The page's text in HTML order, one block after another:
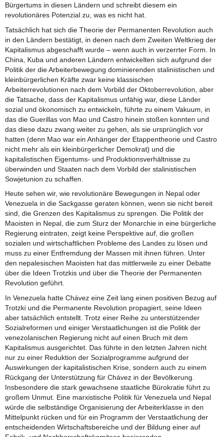
Bürgertums in diesen Ländern und schreibt diesem ein
revolutionäres Potenzial zu, was es nicht hat.
Tatsächlich hat sich die Theorie der Permanenten Revolution auch
in den Ländern bestätigt, in denen nach dem Zweiten Weltkrieg der
Kapitalismus abgeschafft wurde – wenn auch in verzerrter Form. In
China, Kuba und anderen Ländern entwickelten sich aufgrund der
Politik der die Arbeiterbewegung dominierenden stalinistischen und
kleinbürgerlichen Kräfte zwar keine klassischen
Arbeiterrevolutionen nach dem Vorbild der Oktoberrevolution, aber
die Tatsache, dass der Kapitalismus unfähig war, diese Länder
sozial und ökonomisch zu entwickeln, führte zu einem Vakuum, in
das die Guerillas von Mao und Castro hinein stoßen konnten und
das diese dazu zwang weiter zu gehen, als sie ursprünglich vor
hatten (denn Mao war ein Anhänger der Etappentheorie und Castro
nicht mehr als ein kleinbürgerlicher Demokrat) und die
kapitalistischen Eigentums- und Produktionsverhältnisse zu
überwinden und Staaten nach dem Vorbild der stalinistischen
Sowjetunion zu schaffen.
Heute sehen wir, wie revolutionäre Bewegungen in Nepal oder
Venezuela in die Sackgasse geraten können, wenn sie nicht bereit
sind, die Grenzen des Kapitalismus zu sprengen. Die Politik der
Maoisten in Nepal, die zum Sturz der Monarchie in eine bürgerliche
Regierung eintraten, zeigt keine Perspektive auf, die großen
sozialen und wirtschaftlichen Probleme des Landes zu lösen und
muss zu einer Entfremdung der Massen mit ihnen führen. Unter
den nepalesischen Maoisten hat das mittlerweile zu einer Debatte
über die Ideen Trotzkis und über die Theorie der Permanenten
Revolution geführt.
In Venezuela hatte Chávez eine Zeit lang einen positiven Bezug auf
Trotzki und die Permanente Revolution propagiert, seine Ideen
aber tatsächlich entstellt. Trotz einer Reihe zu unterstützender
Sozialreformen und einiger Verstaatlichungen ist die Politik der
venezolanischen Regierung nicht auf einen Bruch mit dem
Kapitalismus ausgerichtet. Das führte in den letzten Jahren nicht
nur zu einer Reduktion der Sozialprogramme aufgrund der
Auswirkungen der kapitalistischen Krise, sondern auch zu einem
Rückgang der Unterstützung für Chávez in der Bevölkerung.
Insbesondere die stark gewachsene staatliche Bürokratie führt zu
großem Unmut. Eine marxistische Politik für Venezuela und Nepal
würde die selbständige Organisierung der Arbeiterklasse in den
Mittelpunkt rücken und für ein Programm der Verstaatlichung der
entscheidenden Wirtschaftsbereiche und der Bildung einer auf